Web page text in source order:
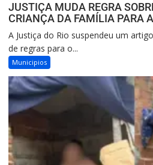
JUSTIÇA MUDA REGRA
CRIANÇA DA FAMÍLIA PARA
A Justiça do Rio suspendeu um
de regras para o...
Municipios